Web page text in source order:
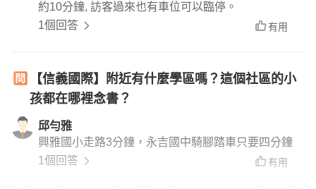
約10分鐘, 訪客過來也有車位可以臨停。
1個回答
有用
【信義國際】附近有什麼學區嗎？這個社區的小
孩都在哪裡念書？
邱勻雅
興雅國小走路3分鐘，永吉國中騎腳踏車只要四分鐘
1個回答
有用